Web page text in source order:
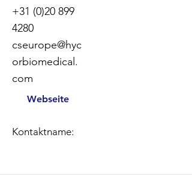
+31 (0)20 899
4280
cseurope@hyc
orbiomedical.
com
Webseite
Kontaktname: